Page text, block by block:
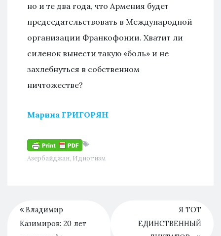
но и те два года, что Армения будет
председательствовать в Международной
организации Франкофонии. Хватит ли
силенок вынести такую «боль» и не
захлебнуться в собственном
ничтожестве?
Марина ГРИГОРЯН
Азербайджан, Идиотизм
Владимир
Казимиров: 20 лет
Я ТОТ
ЕДИНСТВЕННЫЙ